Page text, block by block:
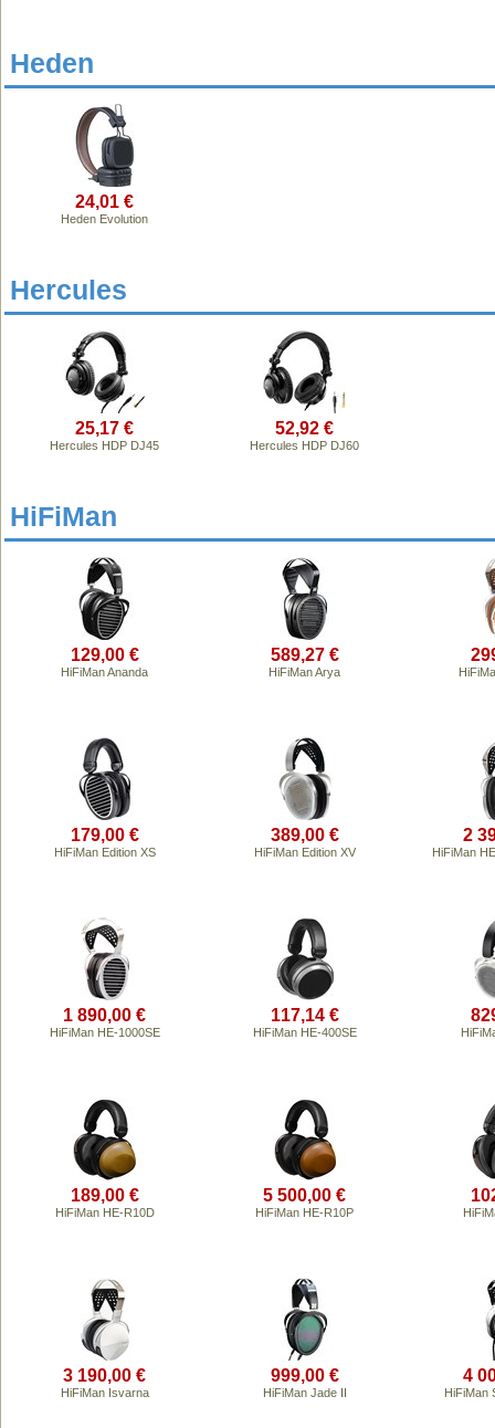
Heden
24,01 €
Heden Evolution
Hercules
25,17 €
Hercules HDP DJ45
52,92 €
Hercules HDP DJ60
HiFiMan
129,00 €
HiFiMan Ananda
589,27 €
HiFiMan Arya
179,00 €
HiFiMan Edition XS
389,00 €
HiFiMan Edition XV
2
HiFiMan
1 890,00 €
HiFiMan HE-1000SE
117,14 €
HiFiMan HE-400SE
189,00 €
HiFiMan HE-R10D
5 500,00 €
HiFiMan HE-R10P
3 190,00 €
HiFiMan Isvarna
999,00 €
HiFiMan Jade II
4
HiFiMan